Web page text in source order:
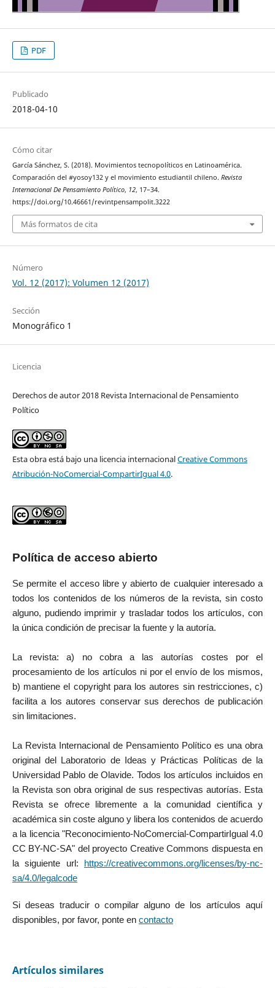
PDF
Publicado
2018-04-10
Cómo citar
García Sánchez, S. (2018). Movimientos tecnopolíticos en Latinoamérica.
Comparación del #yosoy132 y el movimiento estudiantil chileno. Revista
Internacional De Pensamiento Político, 12, 17–34.
https://doi.org/10.46661/revintpensampolit.3222
Más formatos de cita
Número
Vol. 12 (2017): Volumen 12 (2017)
Sección
Monográfico 1
Licencia
Derechos de autor 2018 Revista Internacional de Pensamiento
Político
Esta obra está bajo una licencia internacionalCreative Commons
Atribución-NoComercial-CompartirIgual 4.0.
Política de acceso abierto
Se permite el acceso libre y abierto de cualquier interesado a
todos los contenidos de los números de la revista, sin costo
alguno, pudiendo imprimir y trasladar todos los artículos, con
la única condición de precisar la fuente y la autoría.
La revista: a) no cobra a las autorías costes por el
procesamiento de los artículos ni por el envío de los mismos,
b) mantiene el copyright para los autores sin restricciones, c)
facilita a los autores conservar sus derechos de publicación
sin limitaciones.
La Revista Internacional de Pensamiento Político es una obra
original del Laboratorio de Ideas y Prácticas Políticas de la
Universidad Pablo de Olavide. Todos los artículos incluidos en
la Revista son obra original de sus respectivas autorías. Esta
Revista se ofrece libremente a la comunidad científica y
académica sin coste alguno y libera los contenidos de acuerdo
a la licencia "Reconocimiento-NoComercial-CompartirIgual 4.0
CC BY-NC-SA" del proyecto Creative Commons dispuesta en
la siguiente url:
https://creativecommons.org/licenses/by-nc-
sa/4.0/legalcode
Si deseas traducir o compilar alguno de los artículos aquí
disponibles, por favor, ponte en contacto
Artículos similares